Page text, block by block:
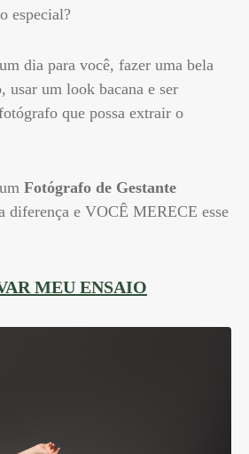
especial?
dia para você, fazer uma bela
usar um look bacana e ser
que possa extrair o
Fotógrafo de Gestante
diferença e VOCÊ MERECE esse
MEU ENSAIO